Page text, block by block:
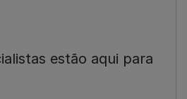
estão aqui para